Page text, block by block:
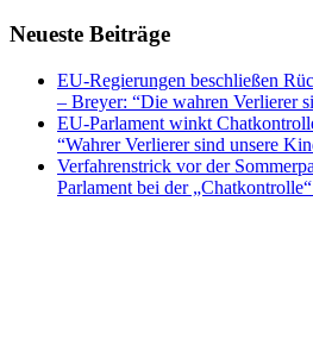
Neueste Beiträge
EU-Regierungen beschließen
– Breyer: “Die wahren Verlierer
EU-Parlament winkt
“Wahrer Verlierer sind unsere
Verfahrenstrick vor der
Parlament bei der